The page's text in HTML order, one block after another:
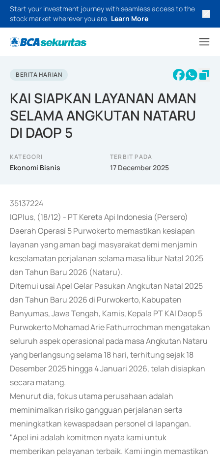
Start your investment journey with seamless access to the
stock market wherever you are. Learn More
BERITA HARIAN
KAI SIAPKAN LAYANAN AMAN
SELAMA ANGKUTAN NATARU
DI DAOP 5
KATEGORI
Ekonomi Bisnis
TERBIT PADA
17 December 2025
35137224
IQPlus, (18/12) - PT Kereta Api Indonesia (Persero)
Daerah Operasi 5 Purwokerto memastikan kesiapan
layanan yang aman bagi masyarakat demi menjamin
keselamatan perjalanan selama masa libur Natal 2025
dan Tahun Baru 2026 (Nataru).
Ditemui usai Apel Gelar Pasukan Angkutan Natal 2025
dan Tahun Baru 2026 di Purwokerto, Kabupaten
Banyumas, Jawa Tengah, Kamis, Kepala PT KAI Daop 5
Purwokerto Mohamad Arie Fathurrochman mengatakan
seluruh aspek operasional pada masa Angkutan Nataru
yang berlangsung selama 18 hari, terhitung sejak 18
Desember 2025 hingga 4 Januari 2026, telah disiapkan
secara matang.
Menurut dia, fokus utama perusahaan adalah
meminimalkan risiko gangguan perjalanan serta
meningkatkan kewaspadaan personel di lapangan.
"Apel ini adalah komitmen nyata kami untuk
memberikan pelayanan terbaik. Kami ingin memastikan